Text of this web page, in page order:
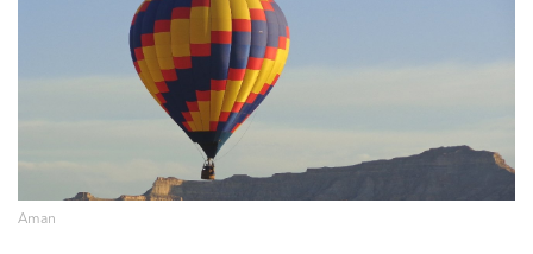
Aman